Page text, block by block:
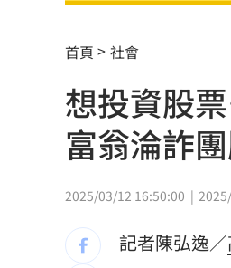
驚傳駭客猛攻
公推孫散步遭
台南大貨車、
兄弟打線突破
崔立于高雄開
首頁 社會
想投資股
富翁淪詐
2025/03/12 16:50:00
記者陳弘逸／